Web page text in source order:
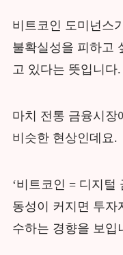
비트코인 도미넌스
불확실성을 피하고
고 있다는 뜻입니다.
마치 전통 금융시장
비슷한 현상인데요.
‘비트코인 = 디지털
동성이 커지면 투자
수하는 경향을 보입